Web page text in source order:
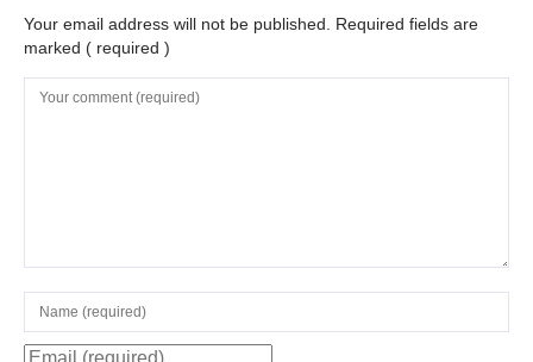
Your email address will not be published. Required fields are
marked ( required )